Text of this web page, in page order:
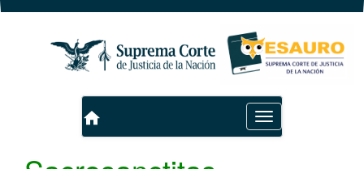
Toggle
navigation
home